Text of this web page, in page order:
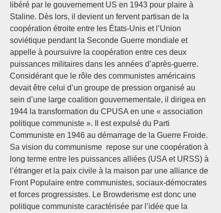
libéré par le gouvernement US en 1943 pour plaire à
Staline. Dès lors, il devient un fervent partisan de la
coopération étroite entre les États-Unis et l’Union
soviétique pendant la Seconde Guerre mondiale et
appelle à poursuivre la coopération entre ces deux
puissances militaires dans les années d’après-guerre.
Considérant que le rôle des communistes américains
devait être celui d’un groupe de pression organisé au
sein d’une large coalition gouvernementale, il dirigea en
1944 la transformation du CPUSA en une « association
politique communiste ». Il est expulsé du Parti
Communiste en 1946 au démarrage de la Guerre Froide.
Sa vision du communisme repose sur une coopération à
long terme entre les puissances alliées (USA et URSS) à
l’étranger et la paix civile à la maison par une alliance de
Front Populaire entre communistes, sociaux-démocrates
et forces progressistes. Le Browderisme est donc une
politique communiste caractérisée par l’idée que la